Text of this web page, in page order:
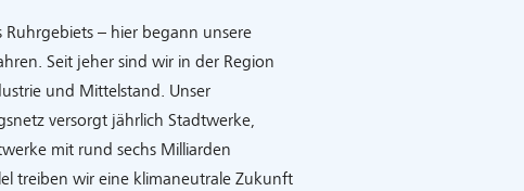
Ruhrgebiets – hier begann unsere
Seit jeher sind wir in der Region
und Mittelstand. Unser
versorgt jährlich Stadtwerke,
mit rund sechs Milliarden
treiben wir eine klimaneutrale Zukunft